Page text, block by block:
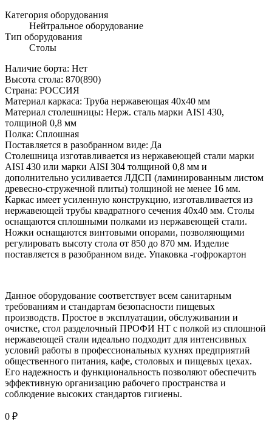
Категория оборудования
Нейтральное оборудование
Тип оборудования
Столы
Наличие борта: Нет
Высота стола: 870(890)
Страна: РОССИЯ
Материал каркаса: Труба нержавеющая 40х40 мм
Материал столешницы: Нерж. сталь марки AISI 430,
толщиной 0,8 мм
Полка: Сплошная
Поставляется в разобранном виде: Да
Столешница изготавливается из нержавеющей стали марки
AISI 430 или марки AISI 304 толщиной 0,8 мм и
дополнительно усиливается ЛДСП (ламинированным листом
древесно-стружечной плиты) толщиной не менее 16 мм.
Каркас имеет усиленную конструкцию, изготавливается из
нержавеющей трубы квадратного сечения 40х40 мм. Столы
оснащаются сплошными полками из нержавеющей стали.
Ножки оснащаются винтовыми опорами, позволяющими
регулировать высоту стола от 850 до 870 мм. Изделие
поставляется в разобранном виде. Упаковка -гофрокартон
Данное оборудование соответствует всем санитарным
требованиям и стандартам безопасности пищевых
производств. Простое в эксплуатации, обслуживании и
очистке, стол разделочный ПРОФИ НТ с полкой из сплошной
нержавеющей стали идеально подходит для интенсивных
условий работы в профессиональных кухнях предприятий
общественного питания, кафе, столовых и пищевых цехах.
Его надежность и функциональность позволяют обеспечить
эффективную организацию рабочего пространства и
соблюдение высоких стандартов гигиены.
0 ₽